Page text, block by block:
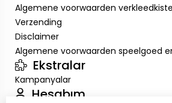
Algemene voorwaarden
Verzending
Disclaimer
Algemene voorwaarden speelgoed
Ekstralar
Kampanyalar
Hesabım